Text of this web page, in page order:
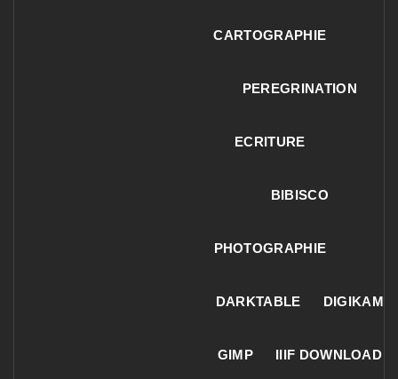
CARTOGRAPHIE
PEREGRINATION
ECRITURE
BIBISCO
PHOTOGRAPHIE
DARKTABLE DIGIKAM
GIMP IIIF DOWNLOAD